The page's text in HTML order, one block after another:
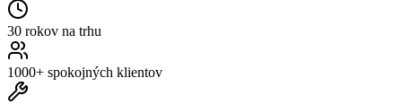
30 rokov na trhu
1000+ spokojných klientov